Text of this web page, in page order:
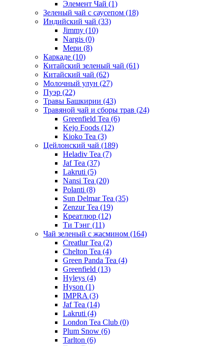
Элемент Чай (1)
Зеленый чай с саусепом (18)
Индийский чай (33)
Jimmy (10)
Nargis (0)
Мери (8)
Каркаде (10)
Китайский зеленый чай (61)
Китайский чай (62)
Молочный улун (27)
Пуэр (22)
Травы Башкирии (43)
Травяной чай и сборы трав (24)
Greenfield Tea (6)
Kejo Foods (12)
Kioko Tea (3)
Цейлонский чай (189)
Heladiv Tea (7)
Jaf Tea (37)
Lakruti (5)
Nansi Tea (20)
Polanti (8)
Sun Delmar Tea (35)
Zenzur Tea (19)
Креатлюр (12)
Ти Тэнг (11)
Чай зеленый с жасмином (164)
Creatlur Tea (2)
Chelton Tea (4)
Green Panda Tea (4)
Greenfield (13)
Hyleys (4)
Hyson (1)
IMPRA (3)
Jaf Tea (14)
Lakruti (4)
London Tea Club (0)
Plum Snow (6)
Tarlton (6)